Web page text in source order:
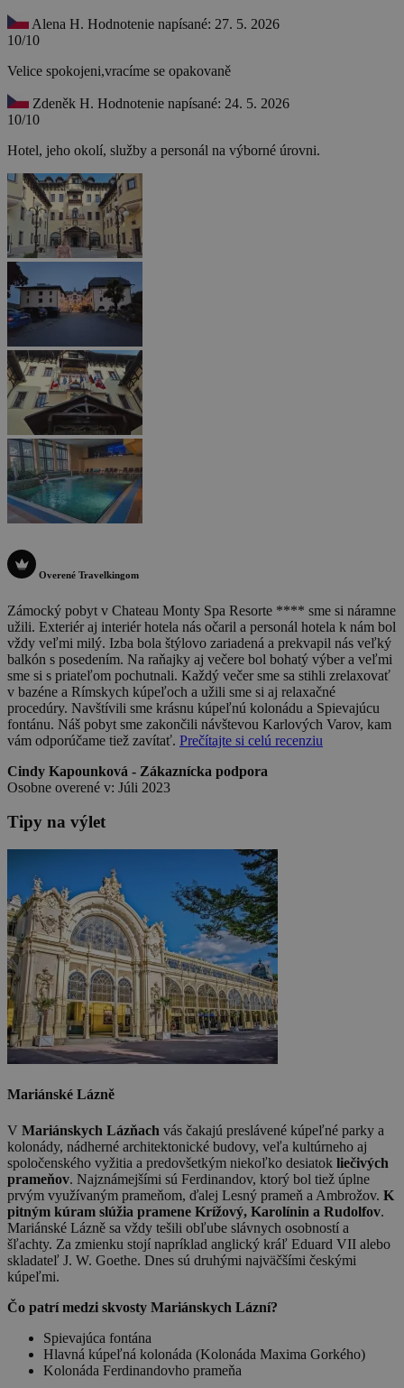
Alena H. Hodnotenie napísané: 27. 5. 2026
10/10
Velice spokojeni,vracíme se opakovaně
Zdeněk H. Hodnotenie napísané: 24. 5. 2026
10/10
Hotel, jeho okolí, služby a personál na výborné úrovni.
Overené Travelkingom
Zámocký pobyt v Chateau Monty Spa Resorte **** sme si náramne
užili. Exteriér aj interiér hotela nás očaril a personál hotela k nám bol
vždy veľmi milý. Izba bola štýlovo zariadená a prekvapil nás veľký
balkón s posedením. Na raňajky aj večere bol bohatý výber a veľmi
sme si s priateľom pochutnali. Každý večer sme sa stihli zrelaxovať
v bazéne a Rímskych kúpeľoch a užili sme si aj relaxačné
procedúry. Navštívili sme krásnu kúpeľnú kolonádu a Spievajúcu
fontánu. Náš pobyt sme zakončili návštevou Karlových Varov, kam
vám odporúčame tiež zavítať. Prečítajte si celú recenziu
Cindy Kapounková - Zákaznícka podpora
Osobne overené v: Júli 2023
Tipy na výlet
Mariánské Lázně
V Mariánskych Lázňach vás čakajú preslávené kúpeľné parky a
kolonády, nádherné architektonické budovy, veľa kultúrneho aj
spoločenského vyžitia a predovšetkým niekoľko desiatok liečivých
prameňov. Najznámejšími sú Ferdinandov, ktorý bol tiež úplne
prvým využívaným prameňom, ďalej Lesný prameň a Ambrožov. K
pitným kúram slúžia pramene Krížový, Karolínin a Rudolfov.
Mariánské Lázně sa vždy tešili obľube slávnych osobností a
šľachty. Za zmienku stojí napríklad anglický kráľ Eduard VII alebo
skladateľ J. W. Goethe. Dnes sú druhými najväčšími českými
kúpeľmi.
Čo patrí medzi skvosty Mariánskych Lázní?
Spievajúca fontána
Hlavná kúpeľná kolonáda (Kolonáda Maxima Gorkého)
Kolonáda Ferdinandovho prameňa